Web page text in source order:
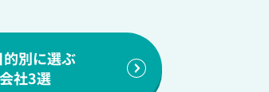
的別に選ぶ
社3選